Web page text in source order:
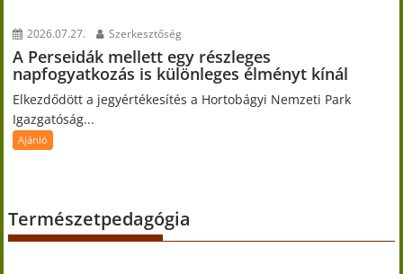
2026.07.27. Szerkesztőség
A Perseidák mellett egy részleges
napfogyatkozás is különleges élményt kínál
Elkezdődött a jegyértékesítés a Hortobágyi Nemzeti Park
Igazgatóság...
Ajánló
Természetpedagógia